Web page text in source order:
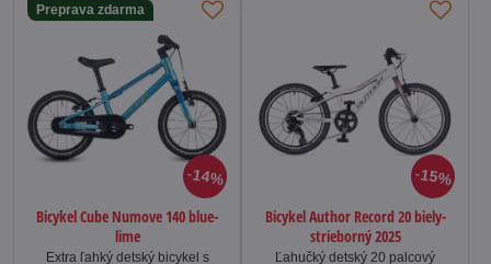
14%
Preprava zdarma
Bicykel Cube Numove 140 blue-
lime
Extra ľahký detský bicykel s
15%
Bicykel Author Record 20 biely-
strieborný 2025
Ľahučký detský 20 palcový